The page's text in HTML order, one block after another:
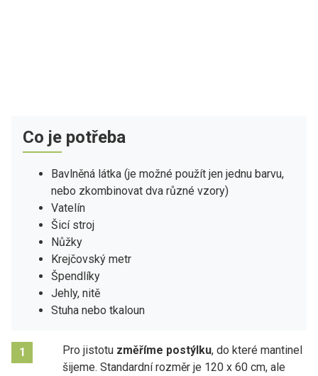
Co je potřeba
Bavlněná látka (je možné použít jen jednu barvu,
nebo zkombinovat dva různé vzory)
Vatelín
Šicí stroj
Nůžky
Krejčovský metr
Špendlíky
Jehly, nitě
Stuha nebo tkaloun
1 Pro jistotu změříme postýlku, do které mantinel
šijeme. Standardní rozměr je 120 x 60 cm, ale